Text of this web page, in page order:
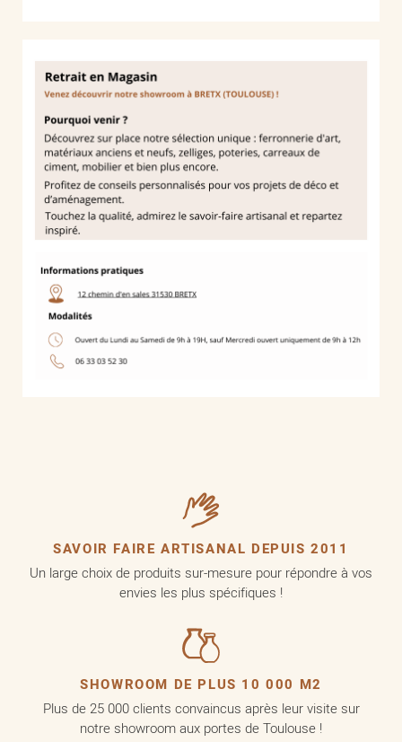
SAVOIR FAIRE ARTISANAL DEPUIS 2011
Un large choix de produits sur-mesure pour répondre à vos
envies les plus spécifiques !
SHOWROOM DE PLUS 10 000 M2
Plus de 25 000 clients convaincus après leur visite sur
notre showroom aux portes de Toulouse !